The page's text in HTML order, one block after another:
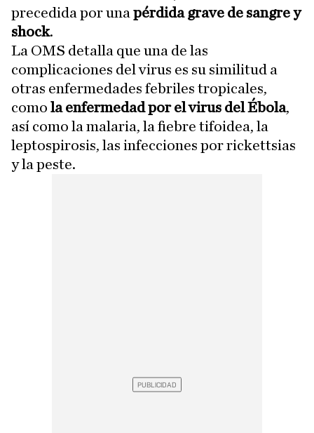
precedida por una pérdida grave de sangre y
shock.
La OMS detalla que una de las
complicaciones del virus es su similitud a
otras enfermedades febriles tropicales,
como la enfermedad por el virus del Ébola,
así como la malaria, la fiebre tifoidea, la
leptospirosis, las infecciones por rickettsias
y la peste.